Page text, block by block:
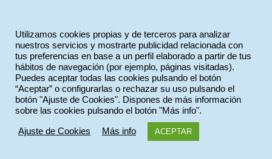
mercancías perecederas siempre que cuenten con una
unidad isotermo, frigorífica o refrigerante, su titular esté de
alta en el Impuesto de Actividades Económicas y conste su
matrícula en la correspondiente autorización de
transportes de mercancías perecederas.
2.- No se consideran vehículos a efectos de la carga y
descarga urbana de mercancías los vehículos clasificados
Utilizamos cookies propias y de terceros para analizar
nuestros servicios y mostrarte publicidad relacionada con
tus preferencias en base a un perfil elaborado a partir de tus
hábitos de navegación (por ejemplo, páginas visitadas).
Puedes aceptar todas las cookies pulsando el botón
“Aceptar” o configurarlas o rechazar su uso pulsando el
botón "Ajuste de Cookies". Dispones de más información
sobre las cookies pulsando el botón "Más info".
Ajuste de Cookies Más info ACEPTAR